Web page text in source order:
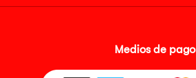
Medios de pago